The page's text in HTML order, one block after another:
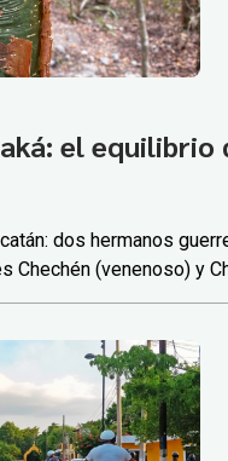
el equilibrio
dos hermanos
Chechén (venenoso) y